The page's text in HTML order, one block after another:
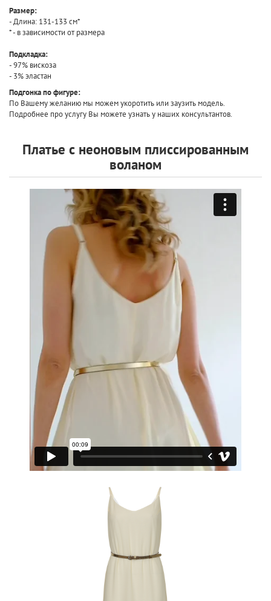
Размер:
- Длина: 131-133 см*
* - в зависимости от размера
Подкладка:
- 97% вискоза
- 3% эластан
Подгонка по фигуре:
По Вашему желанию мы можем укоротить или заузить модель.
Подробнее про услугу Вы можете узнать у наших консультантов.
Платье с неоновым плиссированным
воланом